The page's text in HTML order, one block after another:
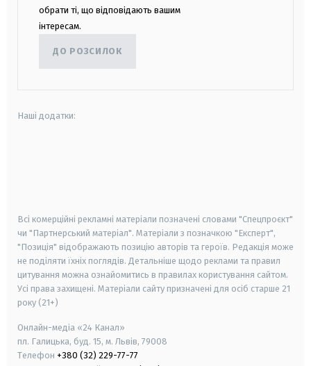
обрати ті, що відповідають вашим
інтересам.
ДО РОЗСИЛОК
Наші додатки:
Всі комерційні рекламні матеріали позначені словами "Спецпроєкт"
чи "Партнерський матеріал". Матеріали з позначкою "Експерт",
"Позиція" відображають позицію авторів та героїв. Редакція може
не поділяти їхніх поглядів. Детальніше щодо реклами та правил
цитування можна ознайомитись в правилах користування сайтом.
Усі права захищені. Матеріали сайту призначені для осіб старше 21
року (21+)
Онлайн-медіа «24 Канал»
пл. Галицька, буд. 15, м. Львів, 79008
Телефон +380 (32) 229-77-77